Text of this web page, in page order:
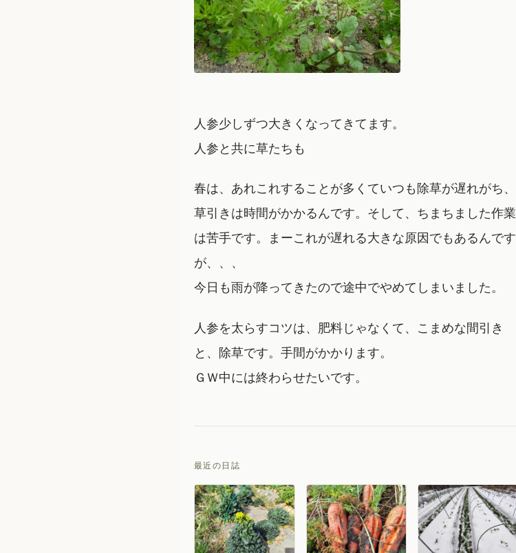
人参少しずつ大きくなってきてます。
人参と共に草たちも
春は、あれこれすることが多くていつも除草が遅れがち、
草引きは時間がかかるんです。そして、ちまちました作業
は苦手です。まーこれが遅れる大きな原因でもあるんです
が、、、
今日も雨が降ってきたので途中でやめてしまいました。
人参を太らすコツは、肥料じゃなくて、こまめな間引き
と、除草です。手間がかかります。
ＧＷ中には終わらせたいです。
最近の日誌